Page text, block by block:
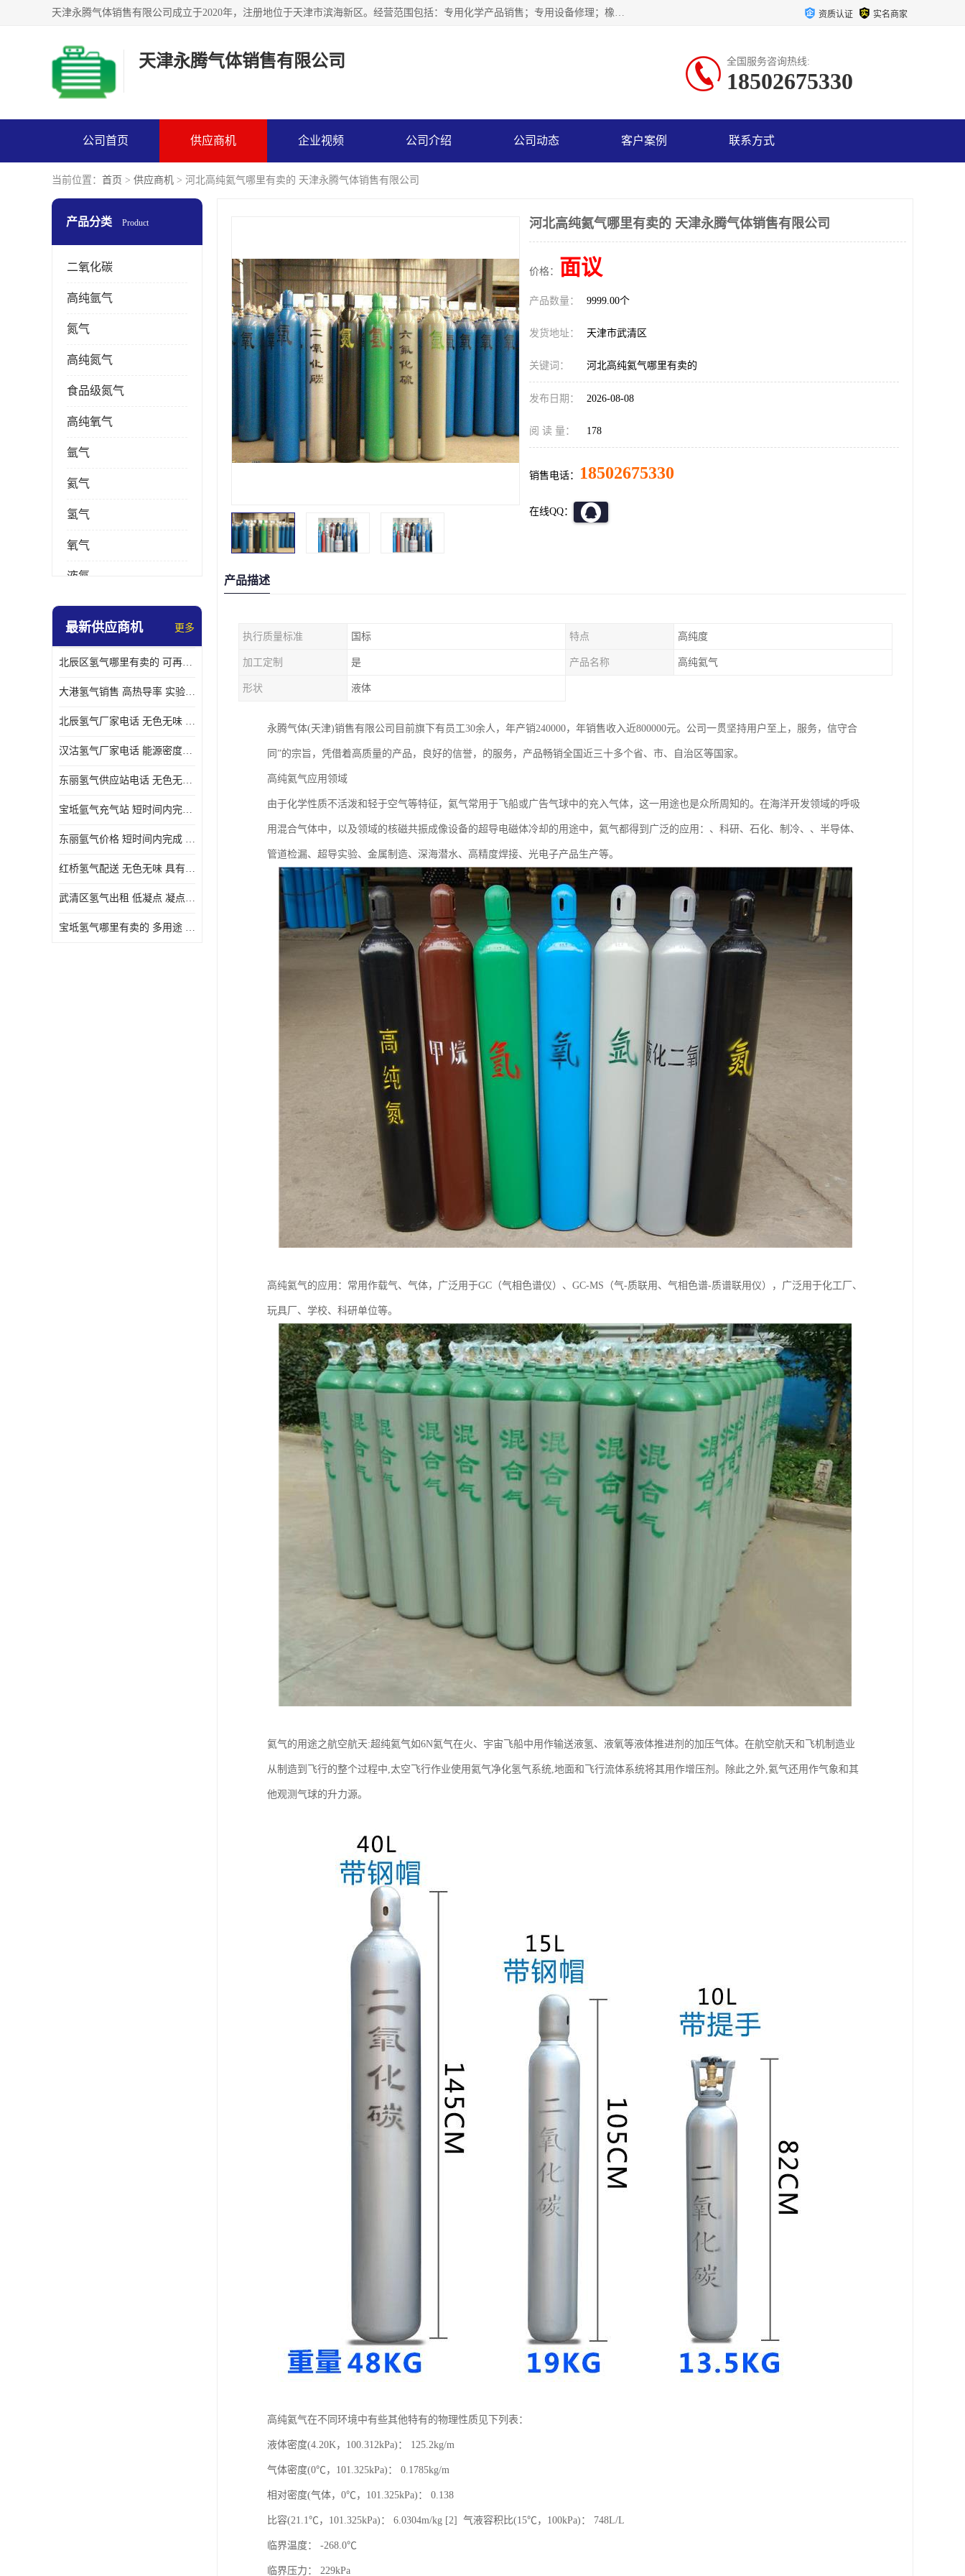
天津永腾气体销售有限公司成立于2020年，注册地位于天津市滨海新区。经营范围包括：专用化学产品销售；专用设备修理；橡胶制品销售；气体压缩机械销售；特种设备销售；仪器仪表销售；机械设备租赁；五金产品批发；食品添加剂销售等，主要供应：氧气、乙炔、氮气、氩气、氢气、氦气、液氨、液氮、一氧化碳、二氧化碳等，各种工业气体，高纯气体，食品级气体。 资质认证 实名商家
天津永腾气体销售有限公司 全国服务咨询热线:
18502675330
公司首页 供应商机 企业视频 公司介绍 公司动态 客户案例 联系方式
当前位置： 首页 > 供应商机 > 河北高纯氦气哪里有卖的 天津永腾气体销售有限公司
产品分类 Product
二氧化碳
高纯氩气
氮气
高纯氮气
食品级氮气
高纯氧气
氩气
氦气
氢气
氧气
液氮
乙炔
最新供应商机 更多
北辰区氢气哪里有卖的 可再生 实验室应用
大港氢气销售 高热导率 实验室应用
北辰氢气厂家电话 无色无味 凝点为-259
汉沽氢气厂家电话 能源密度高 储存和传输便利
东丽氢气供应站电话 无色无味 储存和传输便利
宝坻氩气充气站 短时间内完成 人员经过培训
东丽氩气价格 短时间内完成 物流管理优良
红桥氢气配送 无色无味 具有较低的密度
武清区氢气出租 低凝点 凝点为-259
宝坻氢气哪里有卖的 多用途 可以在空气中上升
河北高纯氦气哪里有卖的 天津永腾气体销售有限公司
价格： 面议
产品数量： 9999.00个
发货地址： 天津市武清区
关键词： 河北高纯氦气哪里有卖的
发布日期： 2026-08-08
阅 读 量： 178
销售电话： 18502675330
在线QQ：
产品描述
执行质量标准 国标 特点 高纯度
加工定制 是 产品名称 高纯氦气
形状 液体
永腾气体(天津)销售有限公司目前旗下有员工30余人，年产销240000，年销售收入近800000元。公司一贯坚持用户至上，服务，信守合
同”的宗旨，凭借着高质量的产品，良好的信誉，的服务，产品畅销全国近三十多个省、市、自治区等国家。
高纯氦气应用领域
由于化学性质不活泼和轻于空气等特征，氦气常用于飞船或广告气球中的充入气体，这一用途也是众所周知的。在海洋开发领域的呼吸
用混合气体中，以及领域的核磁共振成像设备的超导电磁体冷却的用途中，氦气都得到广泛的应用：、科研、石化、制冷、、半导体、
管道检漏、超导实验、金属制造、深海潜水、高精度焊接、光电子产品生产等。
高纯氦气的应用：常用作载气、气体，广泛用于GC（气相色谱仪）、GC-MS（气-质联用、气相色谱-质谱联用仪），广泛用于化工厂、
玩具厂、学校、科研单位等。
氦气的用途之航空航天:超纯氦气如6N氦气在火、宇宙飞船中用作输送液氢、液氧等液体推进剂的加压气体。在航空航天和飞机制造业
从制造到飞行的整个过程中,太空飞行作业使用氦气净化氢气系统,地面和飞行流体系统将其用作增压剂。除此之外,氦气还用作气象和其
他观测气球的升力源。
高纯氦气在不同环境中有些其他特有的物理性质见下列表：
液体密度(4.20K，100.312kPa)： 125.2kg/m
气体密度(0℃，101.325kPa)： 0.1785kg/m
相对密度(气体，0℃，101.325kPa)： 0.138
比容(21.1℃，101.325kPa)： 6.0304m/kg [2] 气液容积比(15℃，100kPa)： 748L/L
临界温度： -268.0℃
临界压力： 229kPa